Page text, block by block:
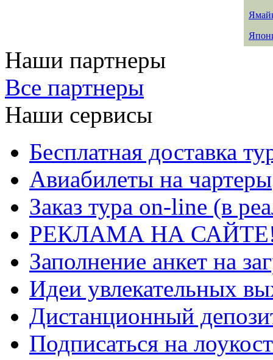
Наши партнеры
Все партнеры
Наши сервисы
Бесплатная доставка
Авиабилеты на чартеры
Заказ тура on-line (в
РЕКЛАМА НА
Заполнение анкет на
Идеи увлекательных
Дистанционный
Подписаться на